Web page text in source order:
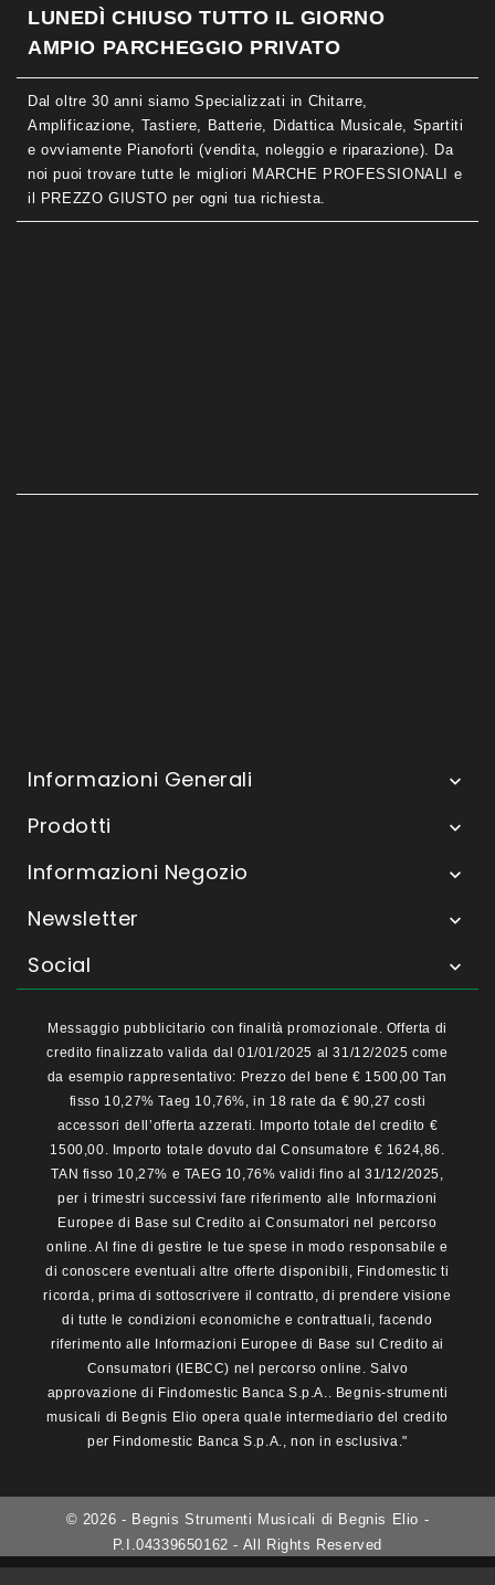
LUNEDÌ CHIUSO TUTTO IL GIORNO
AMPIO PARCHEGGIO PRIVATO
Dal oltre 30 anni siamo Specializzati in Chitarre,
Amplificazione, Tastiere, Batterie, Didattica Musicale, Spartiti
e ovviamente Pianoforti (vendita, noleggio e riparazione). Da
noi puoi trovare tutte le migliori MARCHE PROFESSIONALI e
il PREZZO GIUSTO per ogni tua richiesta.
Informazioni Generali 
Prodotti 
Informazioni Negozio 
Newsletter 
Social 
Messaggio pubblicitario con finalità promozionale. Offerta di
credito finalizzato valida dal 01/01/2025 al 31/12/2025 come
da esempio rappresentativo: Prezzo del bene € 1500,00 Tan
fisso 10,27% Taeg 10,76%, in 18 rate da € 90,27 costi
accessori dell’offerta azzerati. Importo totale del credito €
1500,00. Importo totale dovuto dal Consumatore € 1624,86.
TAN fisso 10,27% e TAEG 10,76% validi fino al 31/12/2025,
per i trimestri successivi fare riferimento alle Informazioni
Europee di Base sul Credito ai Consumatori nel percorso
online. Al fine di gestire le tue spese in modo responsabile e
di conoscere eventuali altre offerte disponibili, Findomestic ti
ricorda, prima di sottoscrivere il contratto, di prendere visione
di tutte le condizioni economiche e contrattuali, facendo
riferimento alle Informazioni Europee di Base sul Credito ai
Consumatori (IEBCC) nel percorso online. Salvo
approvazione di Findomestic Banca S.p.A.. Begnis-strumenti
musicali di Begnis Elio opera quale intermediario del credito
per Findomestic Banca S.p.A., non in esclusiva."
© 2026 - Begnis Strumenti Musicali di Begnis Elio -
P.I.04339650162 - All Rights Reserved